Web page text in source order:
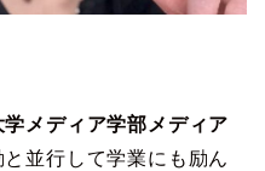
メディア学部メディア
並行して学業にも励ん